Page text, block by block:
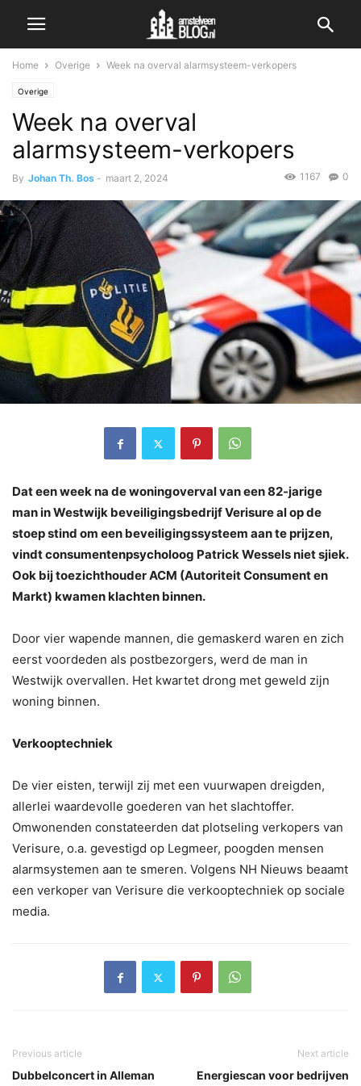
Home Overige Week na overval alarmsysteem-verkopers
Overige
Week na overval
alarmsysteem-verkopers
By Johan Th. Bos - maart 2, 2024 0
1167
Dat een week na de woningoverval van een 82-jarige
man in Westwijk beveiligingsbedrijf Verisure al op de
stoep stind om een beveiligingssysteem aan te prijzen,
vindt consumentenpsycholoog Patrick Wessels niet sjiek.
Ook bij toezichthouder ACM (Autoriteit Consument en
Markt) kwamen klachten binnen.
Door vier wapende mannen, die gemaskerd waren en zich
eerst voordeden als postbezorgers, werd de man in
Westwijk overvallen. Het kwartet drong met geweld zijn
woning binnen.
Verkooptechniek
De vier eisten, terwijl zij met een vuurwapen dreigden,
allerlei waardevolle goederen van het slachtoffer.
Omwonenden constateerden dat plotseling verkopers van
Verisure, o.a. gevestigd op Legmeer, poogden mensen
alarmsystemen aan te smeren. Volgens NH Nieuws beaamt
een verkoper van Verisure die verkooptechniek op sociale
media.
Previous article
Dubbelconcert in Alleman
Next article
Energiescan voor bedrijven